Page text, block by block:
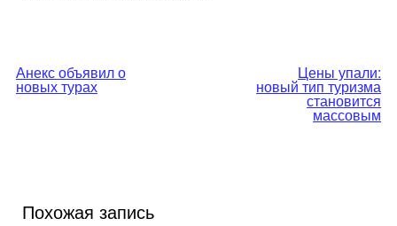
Навигация
по
Анекс объявил о
новых турах
Цены упали:
новый тип туризма
становится
массовым
Похожая запись